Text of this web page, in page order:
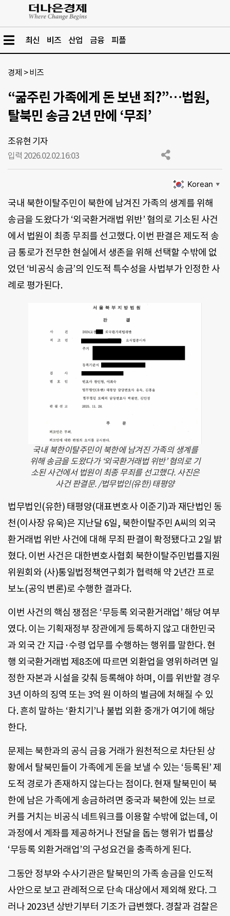
최신 비즈 산업 금융 피플
경제 >비즈
“굶주린 가족에게 돈 보낸 죄?”…법원,
탈북민 송금 2년 만에 ‘무죄’
조유현 기자
입력 2026.02.02.16:03
Korean ▼
국내 북한이탈주민이 북한에 남겨진 가족의 생계를 위해
송금을 도왔다가 ‘외국환거래법 위반’ 혐의로 기소된 사건
에서 법원이 최종 무죄를 선고했다. 이번 판결은 제도적 송
금 통로가 전무한 현실에서 생존을 위해 선택할 수밖에 없
었던 ‘비공식 송금’의 인도적 특수성을 사법부가 인정한 사
례로 평가된다.
국내 북한이탈주민이 북한에 남겨진 가족의 생계를
위해 송금을 도왔다가 ‘외국환거래법 위반’ 혐의로 기
소된 사건에서 법원이 최종 무죄를 선고했다. 사진은
사건 판결문. /법무법인(유한) 태평양
법무법인(유한) 태평양(대표변호사 이준기)과 재단법인 동
천(이사장 유욱)은 지난달 6일, 북한이탈주민 A씨의 외국
환거래법 위반 사건에 대해 무죄 판결이 확정됐다고 2일 밝
혔다. 이번 사건은 대한변호사협회 북한이탈주민법률지원
위원회와 (사)통일법정책연구회가 협력해 약 2년간 프로
보노(공익 변론)로 수행한 결과다.
이번 사건의 핵심 쟁점은 ‘무등록 외국환거래업’ 해당 여부
였다. 이는 기획재정부 장관에게 등록하지 않고 대한민국
과 외국 간 지급·수령 업무를 수행하는 행위를 말한다. 현
행 외국환거래법 제8조에 따르면 외환업을 영위하려면 일
정한 자본과 시설을 갖춰 등록해야 하며, 이를 위반할 경우
3년 이하의 징역 또는 3억 원 이하의 벌금에 처해질 수 있
다. 흔히 말하는 ‘환치기’나 불법 외환 중개가 여기에 해당
한다.
문제는 북한과의 공식 금융 거래가 원천적으로 차단된 상
황에서 탈북민들이 가족에게 돈을 보낼 수 있는 ‘등록된’ 제
도적 경로가 존재하지 않는다는 점이다. 현재 탈북민이 북
한에 남은 가족에게 송금하려면 중국과 북한에 있는 브로
커를 거치는 비공식 네트워크를 이용할 수밖에 없는데, 이
과정에서 계좌를 제공하거나 전달을 돕는 행위가 법률상
‘무등록 외환거래업’의 구성요건을 충족하게 된다.
그동안 정부와 수사기관은 탈북민의 가족 송금을 인도적
사안으로 보고 관례적으로 단속 대상에서 제외해 왔다. 그
러나 2023년 상반기부터 기조가 급변했다. 경찰과 검찰은